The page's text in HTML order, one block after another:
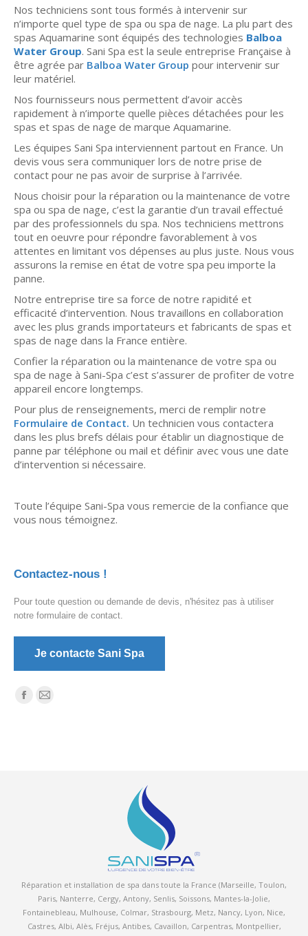
Nos techniciens sont tous formés à intervenir sur
n’importe quel type de spa ou spa de nage. La plu part des
spas Aquamarine sont équipés des technologies Balboa
Water Group. Sani Spa est la seule entreprise Française à
être agrée par Balboa Water Group pour intervenir sur
leur matériel.
Nos fournisseurs nous permettent d’avoir accès
rapidement à n’importe quelle pièces détachées pour les
spas et spas de nage de marque Aquamarine.
Les équipes Sani Spa interviennent partout en France. Un
devis vous sera communiquer lors de notre prise de
contact pour ne pas avoir de surprise à l’arrivée.
Nous choisir pour la réparation ou la maintenance de votre
spa ou spa de nage, c’est la garantie d’un travail effectué
par des professionnels du spa. Nos techniciens mettrons
tout en oeuvre pour répondre favorablement à vos
attentes en limitant vos dépenses au plus juste. Nous vous
assurons la remise en état de votre spa peu importe la
panne.
Notre entreprise tire sa force de notre rapidité et
efficacité d’intervention. Nous travaillons en collaboration
avec les plus grands importateurs et fabricants de spas et
spas de nage dans la France entière.
Confier la réparation ou la maintenance de votre spa ou
spa de nage à Sani-Spa c’est s’assurer de profiter de votre
appareil encore longtemps.
Pour plus de renseignements, merci de remplir notre
Formulaire de Contact. Un technicien vous contactera
dans les plus brefs délais pour établir un diagnostique de
panne par téléphone ou mail et définir avec vous une date
d’intervention si nécessaire.
Toute l’équipe Sani-Spa vous remercie de la confiance que
vous nous témoignez.
Contactez-nous !
Pour toute question ou demande de devis, n'hésitez pas à utiliser
notre formulaire de contact.
Je contacte Sani Spa
Trouvez nous sur :
Réparation et installation de spa dans toute la France (Marseille, Toulon,
Paris, Nanterre, Cergy, Antony, Senlis, Soissons, Mantes-la-Jolie,
Fontainebleau, Mulhouse, Colmar, Strasbourg, Metz, Nancy, Lyon, Nice,
Castres, Albi, Alès, Fréjus, Antibes, Cavaillon, Carpentras, Montpellier,